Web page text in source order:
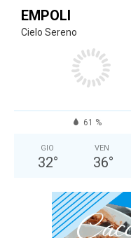
EMPOLI
Cielo Sereno
61 %
GIO
32°
VEN
36°